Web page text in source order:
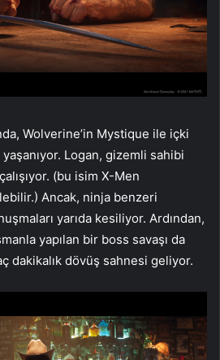
Wolverine’in Mystique ile içki
Logan, gizemli sahibi
(bu isim X-Men
Ancak, ninja benzeri
yarıda kesiliyor. Ardından,
yapılan bir boss savaşı da
dakikalık dövüş sahnesi geliyor.